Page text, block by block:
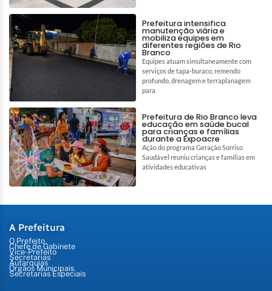
Prefeitura intensifica
manutenção viária e
mobiliza equipes em
diferentes regiões de Rio
Branco
Equipes atuam simultaneamente com
serviços de tapa-buraco, remendo
profundo, drenagem e terraplanagem
para
Prefeitura de Rio Branco leva
educação em saúde bucal
para crianças e famílias
durante a Expoacre
Ação do programa Geração Sorriso
Saudável reuniu crianças e famílias em
atividades educativas
A Prefeitura
O Prefeito
Chefe de Gabinete
Vice-Prefeito
Secretarias
Autarquias
Órgãos Municipais
Secretarias Especiais